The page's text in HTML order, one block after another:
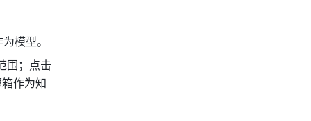
模型。
作为知